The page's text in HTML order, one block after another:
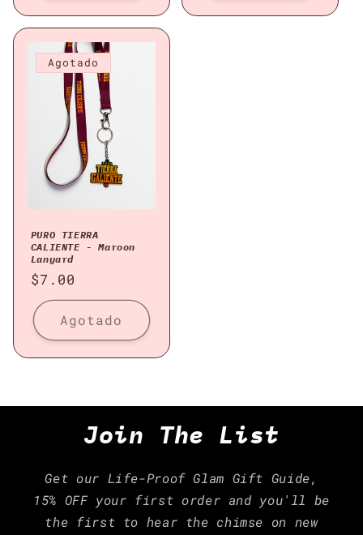
Agotado
PURO TIERRA
CALIENTE - Maroon
Lanyard
Precio
habitual
$7.00
Agotado
Join The List
Get our Life-Proof Glam Gift Guide,
15% OFF your first order and you'll be
the first to hear the chimse on new